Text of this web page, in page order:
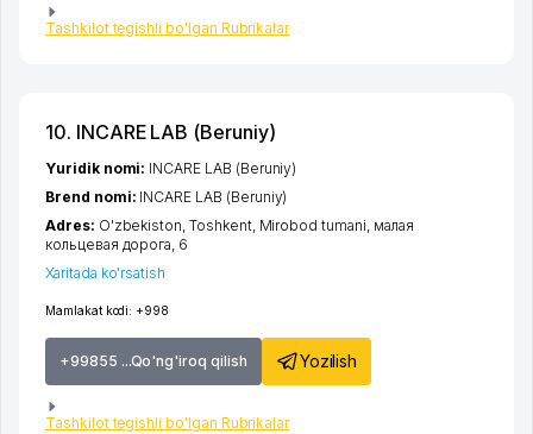
Tashkilot tegishli bo'lgan Rubrikalar
10. INCARE LAB (Beruniy)
Mamlakat kodi: +998
+99855 ...Qo'ng'iroq qilish Yozilish
Tashkilot tegishli bo'lgan Rubrikalar
Yuridik nomi: INCARE LAB (Beruniy)
Brend nomi: INCARE LAB (Beruniy)
Adres: O'zbekiston,Toshkent, Mirobod tumani малая
кольцевая дорога , 6
Xaritada ko'rsatish